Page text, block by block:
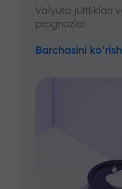
Valyuta juftliklari
prognozlar
Barchasini ko‘rish